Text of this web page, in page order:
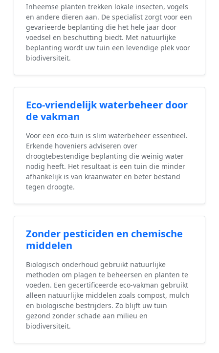
Inheemse planten trekken lokale insecten, vogels
en andere dieren aan. De specialist zorgt voor een
gevarieerde beplanting die het hele jaar door
voedsel en beschutting biedt. Met natuurlijke
beplanting wordt uw tuin een levendige plek voor
biodiversiteit.
Eco-vriendelijk waterbeheer door
de vakman
Voor een eco-tuin is slim waterbeheer essentieel.
Erkende hoveniers adviseren over
droogtebestendige beplanting die weinig water
nodig heeft. Het resultaat is een tuin die minder
afhankelijk is van kraanwater en beter bestand
tegen droogte.
Zonder pesticiden en chemische
middelen
Biologisch onderhoud gebruikt natuurlijke
methoden om plagen te beheersen en planten te
voeden. Een gecertificeerde eco-vakman gebruikt
alleen natuurlijke middelen zoals compost, mulch
en biologische bestrijders. Zo blijft uw tuin
gezond zonder schade aan milieu en
biodiversiteit.